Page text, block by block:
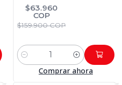
$63.960
COP
$159.900 COP
Cantidad
Comprar ahora